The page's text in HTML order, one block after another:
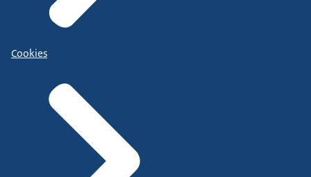
Cookies